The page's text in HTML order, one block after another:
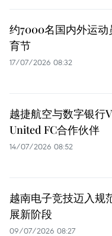
约7000名国内外运
育节
17/07/2026 08:32
越捷航空与数字银行
United FC合作伙伴
14/07/2026 08:52
越南电子竞技迈入规
展新阶段
09/07/2026 08:27